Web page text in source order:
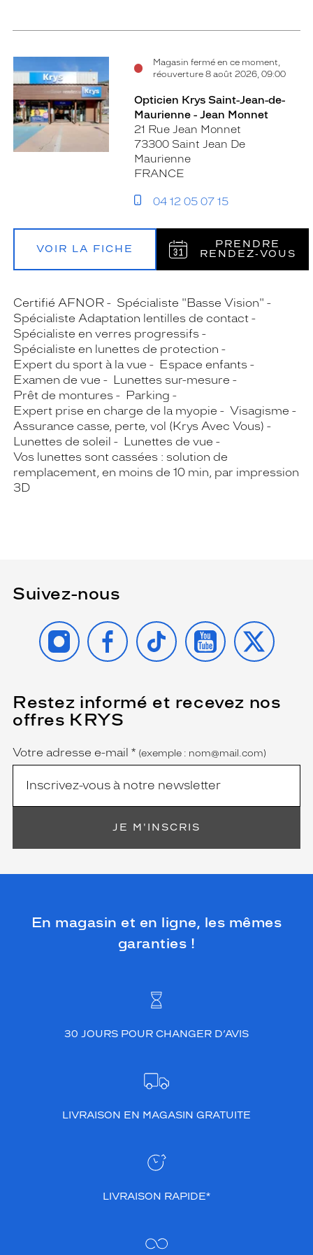
Magasin fermé en ce moment,
réouverture 8 août 2026, 09:00
Opticien Krys Saint-Jean-de-
Maurienne - Jean Monnet
21 Rue Jean Monnet
73300 Saint Jean De
Maurienne
FRANCE
04 12 05 07 15
VOIR LA FICHE
PRENDRE
RENDEZ‑VOUS
Certifié AFNOR
Spécialiste "Basse Vision"
Spécialiste Adaptation lentilles de contact
Spécialiste en verres progressifs
Spécialiste en lunettes de protection
Expert du sport à la vue
Espace enfants
Examen de vue
Lunettes sur-mesure
Prêt de montures
Parking
Expert prise en charge de la myopie
Visagisme
Assurance casse, perte, vol (Krys Avec Vous)
Lunettes de soleil
Lunettes de vue
Vos lunettes sont cassées : solution de
remplacement, en moins de 10 min, par impression
3D
Suivez-nous
INSTAGRAMFACEBOOK
TIKTOK YOUTUBE
X
Restez informé et recevez nos
offres KRYS
Name
Votre adresse e-mail *
(Ce
champ
est
obligatoire)
(exemple : nom@mail.com)
JE M'INSCRIS
En magasin et en ligne, les mêmes
garanties !
30 JOURS POUR CHANGER D’AVIS
LIVRAISON EN MAGASIN GRATUITE
LIVRAISON RAPIDE*